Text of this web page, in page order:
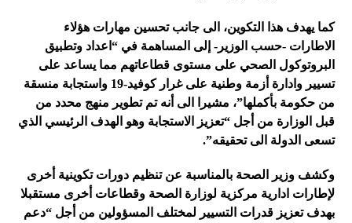
كما يهدف هذا التكوين، الى جانب تحسين مهارات هؤلاء
الاطارات -حسب الوزير- إلى المساهمة في “اعداد وتطبيق
البروتوكول الصحي على مستوى قطاعاتهم مما يساعد على
تسيير وادارة أزمة وطنية على غرار كوفيد-19 واستجابة منسقة
من حكومة بأكملها”، مشيرا الى أنه تم تطوير منهج محدد من
قبل الوزارة من أجل “تعزيز الاستجابة وهو الهدف الرئيسي الذي
تسعى الدولة الى تحقيقه”.
وكشف وزير الصحة بالمناسبة عن تنظيم دورات تكوينية أخرى
لإطارات ادارية مركزية لوزارة الصحة وقطاعات أخرى مستقبلا
بهدف تعزيز قدرات التسيير لمختلف المسؤولين من أجل “دعم